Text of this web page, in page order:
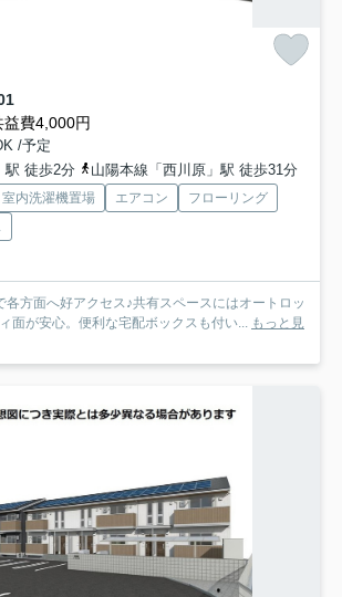
益費4,000円
/予定
駅 徒歩2分
山陽本線「西川原」駅 徒歩31分
室内洗濯機置場 エアコン
フローリング
各方面へ好アクセス♪共有スペースにはオートロッ
面が安心。便利な宅配ボックスも付い... もっと見